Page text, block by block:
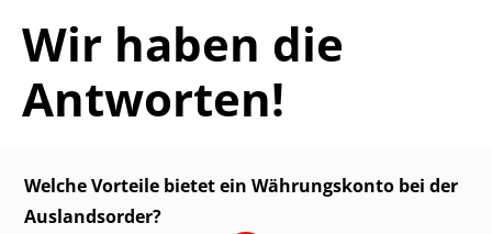
Wir haben die
Antworten!
Welche Vorteile bietet ein Währungskonto bei der
Auslandsorder?